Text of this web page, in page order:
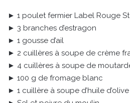
► 1 poulet fermier Label Rouge St
► 3 branches d’estragon
► 1 gousse d’ail
► 2 cuillères à soupe de crème
► 4 cuillères à soupe de
► 100 g de fromage blanc
► 1 cuillère à soupe d’huile d’olive